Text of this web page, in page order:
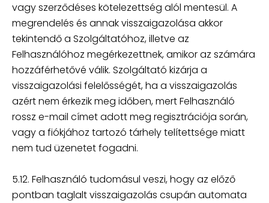
vagy szerződéses kötelezettség alól mentesül. A
megrendelés és annak visszaigazolása akkor
tekintendő a Szolgáltatóhoz, illetve az
Felhasználóhoz megérkezettnek, amikor az számára
hozzáférhetővé válik. Szolgáltató kizárja a
visszaigazolási felelősségét, ha a visszaigazolás
azért nem érkezik meg időben, mert Felhasználó
rossz e-mail címet adott meg regisztrációja során,
vagy a fiókjához tartozó tárhely telítettsége miatt
nem tud üzenetet fogadni.
5.12. Felhasználó tudomásul veszi, hogy az előző
pontban taglalt visszaigazolás csupán automata